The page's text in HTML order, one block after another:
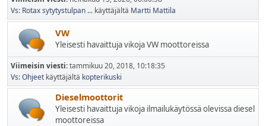
Vs: Rotax sytytystulpan ... käyttäjältä Martti Mattila
VW
Yleisesti havaittuja vikoja VW moottoreissa
Viimeisin viesti:tammikuu 20, 2018, 10:18:35
Vs: Ohjeet käyttäjältä kopterikuski
Dieselmoottorit
Yleisesti havaittuja vikoja ilmailukäytössä olevissa diesel
moottoreissa